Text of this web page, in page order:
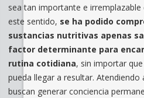
sea tan importante e irremplazable
este sentido, se ha podido
sustancias nutritivas apenas
factor determinante para
rutina cotidiana, sin importar
pueda llegar a resultar.
buscan generar conciencia